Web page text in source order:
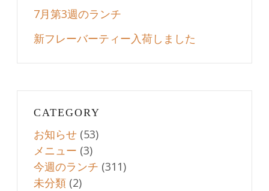
7月第3週のランチ
新フレーバーティー入荷しました
CATEGORY
お知らせ (53)
メニュー (3)
今週のランチ (311)
未分類 (2)